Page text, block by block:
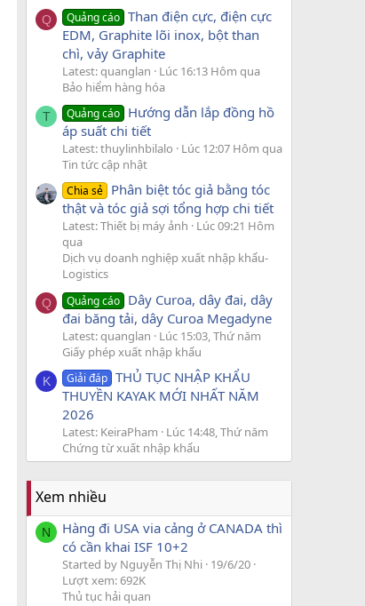
Q Quảng cáo Than điện cực, điện cực
EDM, Graphite lõi inox, bột than
chì, vảy Graphite
Latest: quanglan
Lúc 16:13 Hôm qua
Bảo hiểm hàng hóa
T Quảng cáo Hướng dẫn lắp đồng hồ
áp suất chi tiết
Latest: thuylinhbilalo
Lúc 12:07 Hôm qua
Tin tức cập nhật
Chia sẻ Phân biệt tóc giả bằng tóc
thật và tóc giả sợi tổng hợp chi tiết
Latest: Thiết bị máy ảnh
Lúc 09:21 Hôm
qua
Dịch vụ doanh nghiệp xuất nhập khẩu-
Logistics
Q Quảng cáo Dây Curoa, dây đai, dây
đai băng tải, dây Curoa Megadyne
Latest: quanglan
Lúc 15:03, Thứ năm
Giấy phép xuất nhập khẩu
K Giải đáp THỦ TỤC NHẬP KHẨU
THUYỀN KAYAK MỚI NHẤT NĂM
2026
Latest: KeiraPham
Lúc 14:48, Thứ năm
Chứng từ xuất nhập khẩu
Xem nhiều
N
Hàng đi USA via cảng ở CANADA thì
có cần khai ISF 10+2
Started by Nguyễn Thị Nhi 19/6/20
Lượt xem: 692K
Thủ tục hải quan